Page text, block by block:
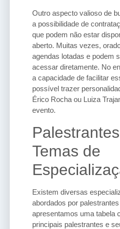
Outro aspecto valioso de
a possibilidade de
que podem não estar
aberto. Muitas vezes,
agendas lotadas e podem
acessar diretamente. No
a capacidade de facilitar
possível trazer
Érico Rocha ou Luiza
evento.
Temas de
Existem diversas
abordados por
apresentamos uma tabela
principais palestrantes e